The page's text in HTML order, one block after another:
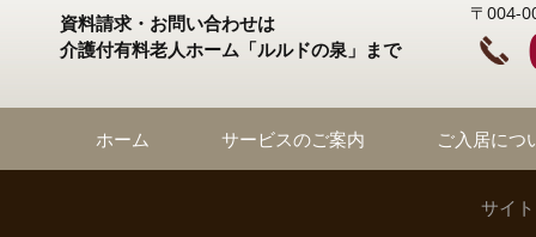
資料請求・お問い合わせは
介護付有料老人ホーム「ルルドの泉」まで
〒004-
ホーム サービスのご案内 ご入居につ
サイ